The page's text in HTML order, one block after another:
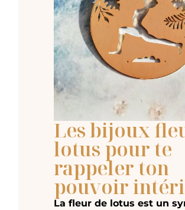
Les bijoux
lotus pour te
rappeler ton
pouvoir
La fleur de lotus est un